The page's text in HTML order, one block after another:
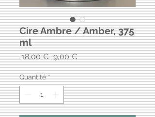
Cire Ambre / Amber, 375
ml
18,00 € Prix
original
9,00 €Prix
promotionnel
Quantité *